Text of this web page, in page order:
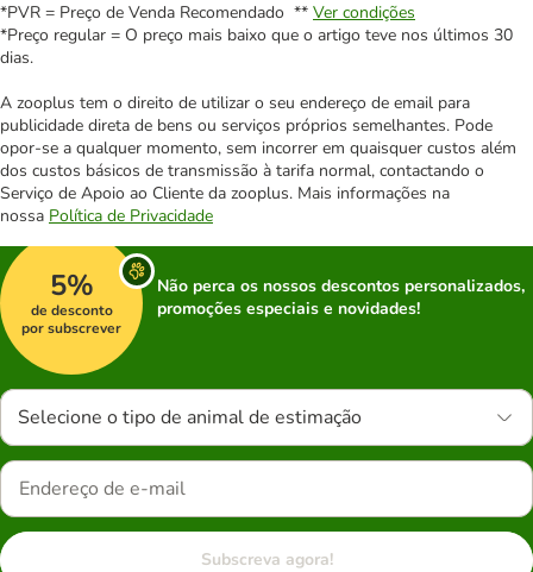
*PVR = Preço de Venda Recomendado ** Ver condições
*Preço regular = O preço mais baixo que o artigo teve nos últimos 30
dias.
A zooplus tem o direito de utilizar o seu endereço de email para
publicidade direta de bens ou serviços próprios semelhantes. Pode
opor-se a qualquer momento, sem incorrer em quaisquer custos além
dos custos básicos de transmissão à tarifa normal, contactando o
Serviço de Apoio ao Cliente da zooplus. Mais informações na
nossa Política de Privacidade
5%
de desconto
por subscrever
Não perca os nossos descontos personalizados,
promoções especiais e novidades!
Selecione o tipo de animal de estimação
Subscreva agora!